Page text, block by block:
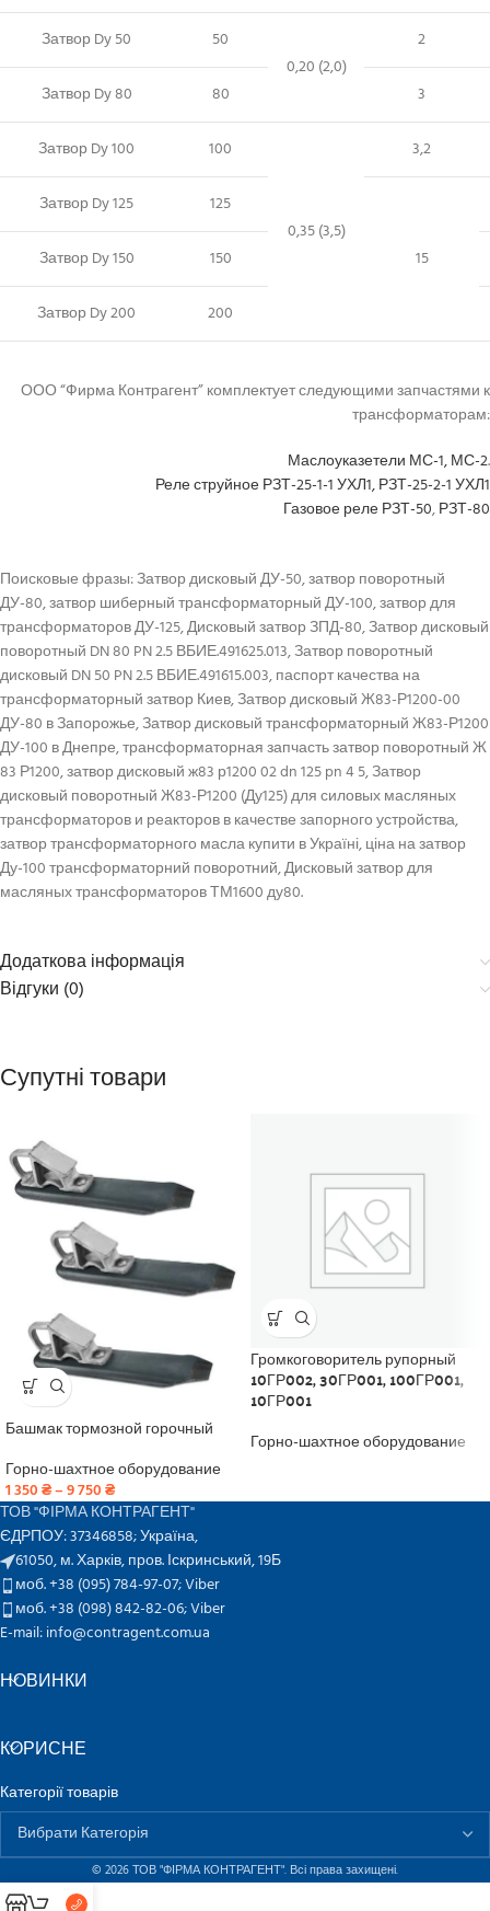
Затвор Dy 50
50
0,20 (2,0)
2
Затвор Dy 80 80 3
Затвор Dy 100 100
0,35 (3,5)
3,2
Затвор Dy 125 125
15
Затвор Dy 150 150
Затвор Dy 200 200
ООО “Фирма Контрагент” комплектует следующими запчастями к
трансформаторам:
Маслоуказетели МС-1, МС-2.
Реле струйное РЗТ-25-1-1 УХЛ1, РЗТ-25-2-1 УХЛ1
Газовое реле РЗТ-50,РЗТ-80
Поисковые фразы: Затвор дисковый ДУ-50, затвор поворотный
ДУ-80, затвор шиберный трансформаторный ДУ-100, затвор для
трансформаторов ДУ-125, Дисковый затвор ЗПД-80, Затвор дисковый
поворотный DN 80 PN 2.5 ВБИЕ.491625.013, Затвор поворотный
дисковый DN 50 PN 2.5 ВБИЕ.491615.003, паспорт качества на
трансформаторный затвор Киев, Затвор дисковый Ж83-Р1200-00
ДУ-80 в Запорожье, Затвор дисковый трансформаторный Ж83-Р1200
ДУ-100 в Днепре, трансформаторная запчасть затвор поворотный Ж
83 Р1200, затвор дисковый ж83 р1200 02 dn 125 pn 4 5, Затвор
дисковый поворотный Ж83-Р1200 (Ду125) для силовых масляных
трансформаторов и реакторов в качестве запорного устройства,
затвор трансформаторного масла купити в Україні, ціна на затвор
Ду-100 трансформаторний поворотний, Дисковый затвор для
масляных трансформаторов ТМ1600 ду80.
Додаткова інформація
Відгуки (0)
Супутні товари
Башмак тормозной горочный
Горно-шахтное оборудование
1 350₴–9 750₴
Громкоговоритель рупорный
10ГР002, 30ГР001, 100ГР001,
10ГР001
Горно-шахтное оборудование
ТОВ "ФІРМА КОНТРАГЕНТ"
ЄДРПОУ: 37346858; Україна,
61050, м. Харків, пров. Іскринський, 19Б
моб. +38 (095) 784-97-07;Viber
моб. +38 (098) 842-82-06;Viber
E-mail: info@contragent.com.ua
НОВИНКИ
КОРИСНЕ
Категорії товарів
© 2026 ТОВ "ФІРМА КОНТРАГЕНТ". Всі права захищені.